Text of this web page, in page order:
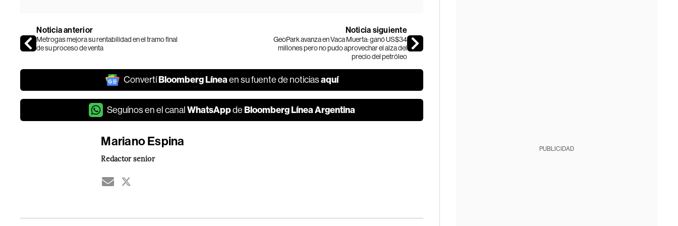
Noticia anterior
Metrogas mejora su rentabilidad en el tramo final
de su proceso de venta
Noticia siguiente
GeoPark avanza en Vaca Muerta: ganó US$34
millones pero no pudo aprovechar el alza del
precio del petróleo
ConvertíBloomberg Líneaen su fuente de noticiasaquí
Seguínos en el canal WhatsAppde Bloomberg Línea Argentina
Mariano Espina
Redactor senior
PUBLICIDAD